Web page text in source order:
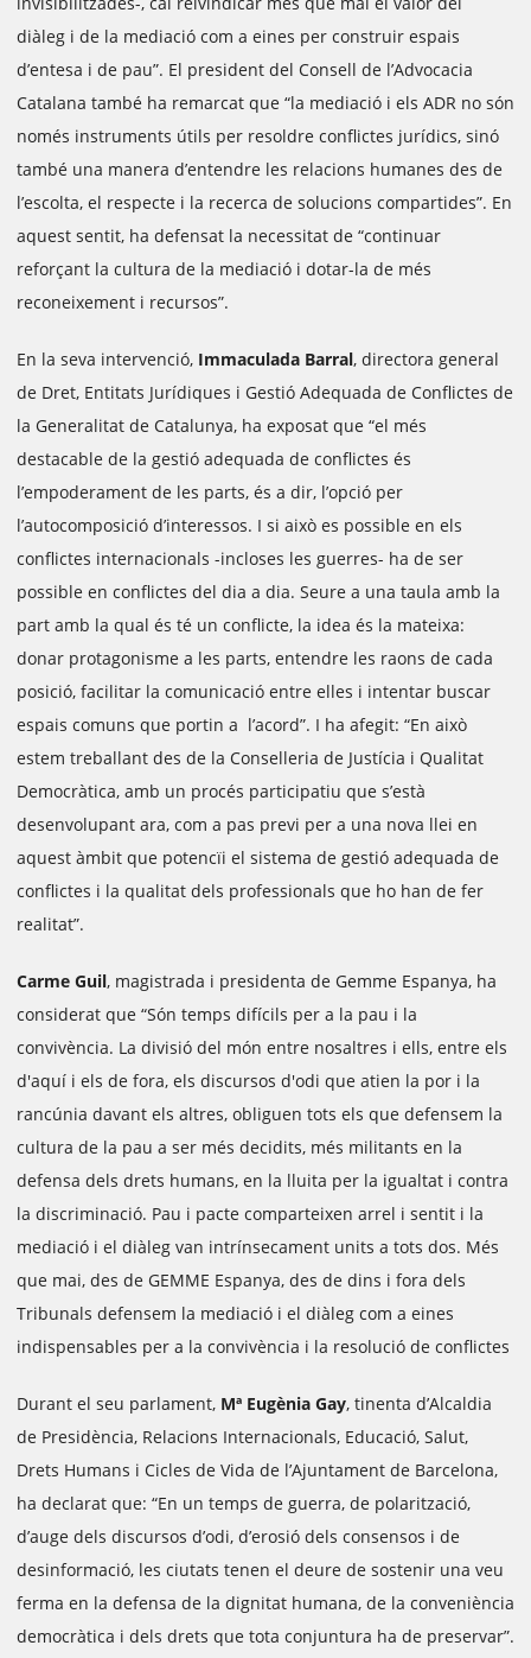
diàleg i de la mediació com a eines per construir espais
d’entesa i de pau”. El president del Consell de l’Advocacia
Catalana també ha remarcat que “la mediació i els ADR no són
només instruments útils per resoldre conflictes jurídics, sinó
també una manera d’entendre les relacions humanes des de
l’escolta, el respecte i la recerca de solucions compartides”. En
aquest sentit, ha defensat la necessitat de “continuar
reforçant la cultura de la mediació i dotar-la de més
reconeixement i recursos”.
En la seva intervenció, Immaculada Barral, directora general
de Dret, Entitats Jurídiques i Gestió Adequada de Conflictes de
la Generalitat de Catalunya, ha exposat que “el més
destacable de la gestió adequada de conflictes és
l’empoderament de les parts, és a dir, l’opció per
l’autocomposició d’interessos. I si això es possible en els
conflictes internacionals -incloses les guerres- ha de ser
possible en conflictes del dia a dia. Seure a una taula amb la
part amb la qual és té un conflicte, la idea és la mateixa:
donar protagonisme a les parts, entendre les raons de cada
posició, facilitar la comunicació entre elles i intentar buscar
espais comuns que portin a l’acord”. I ha afegit: “En això
estem treballant des de la Conselleria de Justícia i Qualitat
Democràtica, amb un procés participatiu que s’està
desenvolupant ara, com a pas previ per a una nova llei en
aquest àmbit que potencïi el sistema de gestió adequada de
conflictes i la qualitat dels professionals que ho han de fer
realitat”.
Carme Guil, magistrada i presidenta de Gemme Espanya, ha
considerat que “Són temps difícils per a la pau i la
convivència. La divisió del món entre nosaltres i ells, entre els
d'aquí i els de fora, els discursos d'odi que atien la por i la
rancúnia davant els altres, obliguen tots els que defensem la
cultura de la pau a ser més decidits, més militants en la
defensa dels drets humans, en la lluita per la igualtat i contra
la discriminació. Pau i pacte comparteixen arrel i sentit i la
mediació i el diàleg van intrínsecament units a tots dos. Més
que mai, des de GEMME Espanya, des de dins i fora dels
Tribunals defensem la mediació i el diàleg com a eines
indispensables per a la convivència i la resolució de conflictes
Durant el seu parlament, Mª Eugènia Gay, tinenta d’Alcaldia
de Presidència, Relacions Internacionals, Educació, Salut,
Drets Humans i Cicles de Vida de l’Ajuntament de Barcelona,
ha declarat que: “En un temps de guerra, de polarització,
d’auge dels discursos d’odi, d’erosió dels consensos i de
desinformació, les ciutats tenen el deure de sostenir una veu
ferma en la defensa de la dignitat humana, de la conveniència
democràtica i dels drets que tota conjuntura ha de preservar”.